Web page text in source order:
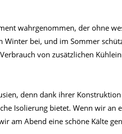
wahrgenommen, der ohne
bei, und im Sommer
von zusätzlichen
denn dank ihrer
Isolierung bietet. Wenn wir an
am Abend eine schöne Kälte